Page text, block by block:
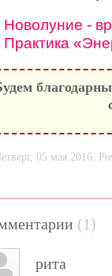
Новолуние -
Практика
05 мая 2016.
(1)
рита